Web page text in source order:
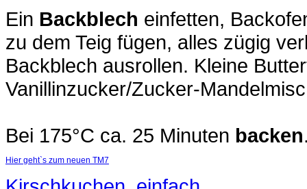
Ein Backblech einfetten,
zu dem Teig fügen, alles zügig
Backblech ausrollen. Kleine
Vanillinzucker/Zucker-
Bei 175°C ca. 25 Minuten backen
Hier geht`s zum neuen TM7